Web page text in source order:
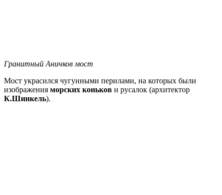
Гранитный Аничков мост
Мост украсился чугунными перилами, на которых были
изображения морских коньков и русалок (архитектор
К.Шинкель).